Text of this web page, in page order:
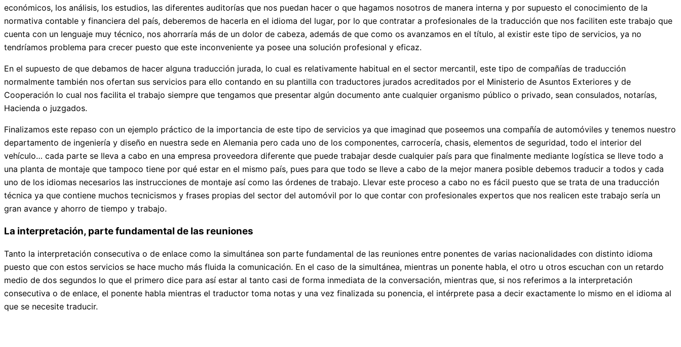
económicos, los análisis, los estudios, las diferentes auditorías que nos puedan hacer o que hagamos nosotros de manera interna y por supuesto el conocimiento de la
normativa contable y financiera del país, deberemos de hacerla en el idioma del lugar, por lo que contratar a profesionales de la traducción que nos faciliten este trabajo que
cuenta con un lenguaje muy técnico, nos ahorraría más de un dolor de cabeza, además de que como os avanzamos en el título, al existir este tipo de servicios, ya no
tendríamos problema para crecer puesto que este inconveniente ya posee una solución profesional y eficaz.
En el supuesto de que debamos de hacer alguna traducción jurada, lo cual es relativamente habitual en el sector mercantil, este tipo de compañías de traducción
normalmente también nos ofertan sus servicios para ello contando en su plantilla con traductores jurados acreditados por el Ministerio de Asuntos Exteriores y de
Cooperación lo cual nos facilita el trabajo siempre que tengamos que presentar algún documento ante cualquier organismo público o privado, sean consulados, notarías,
Hacienda o juzgados.
Finalizamos este repaso con un ejemplo práctico de la importancia de este tipo de servicios ya que imaginad que poseemos una compañía de automóviles y tenemos nuestro
departamento de ingeniería y diseño en nuestra sede en Alemania pero cada uno de los componentes, carrocería, chasis, elementos de seguridad, todo el interior del
vehículo… cada parte se lleva a cabo en una empresa proveedora diferente que puede trabajar desde cualquier país para que finalmente mediante logística se lleve todo a
una planta de montaje que tampoco tiene por qué estar en el mismo país, pues para que todo se lleve a cabo de la mejor manera posible debemos traducir a todos y cada
uno de los idiomas necesarios las instrucciones de montaje así como las órdenes de trabajo. Llevar este proceso a cabo no es fácil puesto que se trata de una traducción
técnica ya que contiene muchos tecnicismos y frases propias del sector del automóvil por lo que contar con profesionales expertos que nos realicen este trabajo sería un
gran avance y ahorro de tiempo y trabajo.
La interpretación, parte fundamental de las reuniones
Tanto la interpretación consecutiva o de enlace como la simultánea son parte fundamental de las reuniones entre ponentes de varias nacionalidades con distinto idioma
puesto que con estos servicios se hace mucho más fluida la comunicación. En el caso de la simultánea, mientras un ponente habla, el otro u otros escuchan con un retardo
medio de dos segundos lo que el primero dice para así estar al tanto casi de forma inmediata de la conversación, mientras que, si nos referimos a la interpretación
consecutiva o de enlace, el ponente habla mientras el traductor toma notas y una vez finalizada su ponencia, el intérprete pasa a decir exactamente lo mismo en el idioma al
que se necesite traducir.